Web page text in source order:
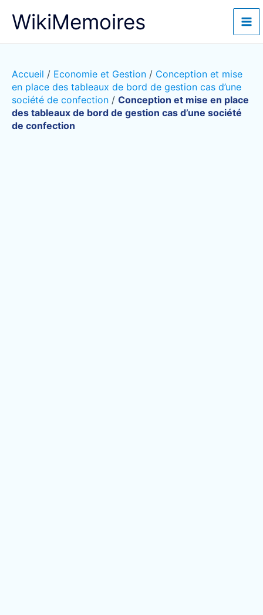
WikiMemoires
Accueil / Economie et Gestion / Conception et mise
en place des tableaux de bord de gestion cas d’une
société de confection / Conception et mise en place
des tableaux de bord de gestion cas d’une société
de confection